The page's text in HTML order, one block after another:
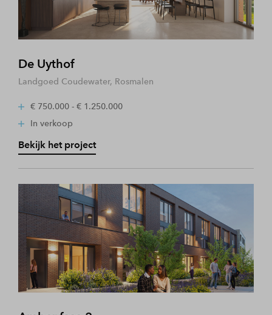
De Uythof
Landgoed Coudewater, Rosmalen
€ 750.000 - € 1.250.000
In verkoop
Bekijk het project